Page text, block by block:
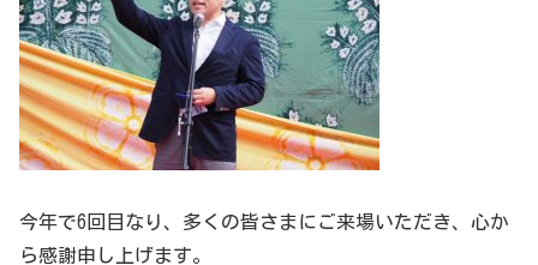
今年で6回目なり、多くの皆さまにご来場いただき、心か
ら感謝申し上げます。